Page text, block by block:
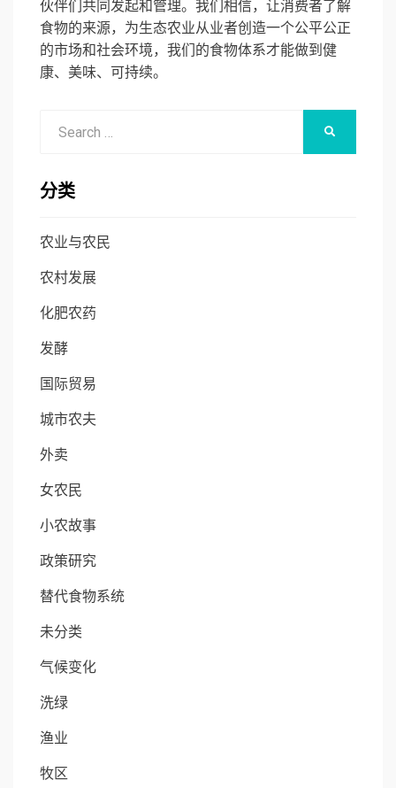
伙伴们共同发起和管理。我们相信，让消费者了解
食物的来源，为生态农业从业者创造一个公平公正
的市场和社会环境，我们的食物体系才能做到健
康、美味、可持续。
分类
农业与农民
农村发展
化肥农药
发酵
国际贸易
城市农夫
外卖
女农民
小农故事
政策研究
替代食物系统
未分类
气候变化
洗绿
渔业
牧区